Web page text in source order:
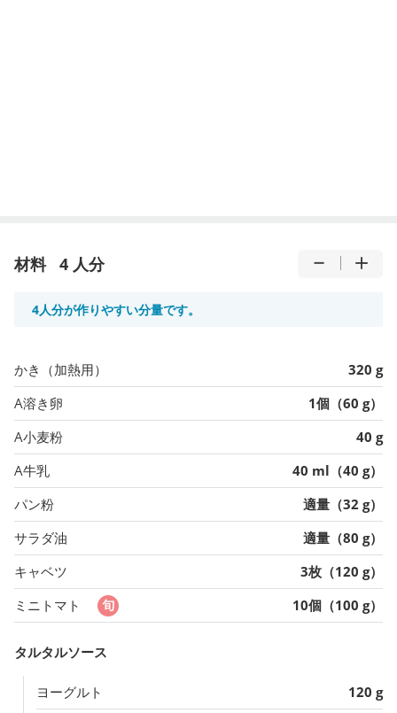
材料 4 人分
4人分が作りやすい分量です。
かき（加熱用）
320 g
A溶き卵
1個（60 g）
A小麦粉
40 g
A牛乳
40 ml（40 g）
パン粉
適量（32 g）
サラダ油
適量（80 g）
キャベツ
3枚（120 g）
ミニトマト
10個（100 g）
タルタルソース
ヨーグルト
120 g